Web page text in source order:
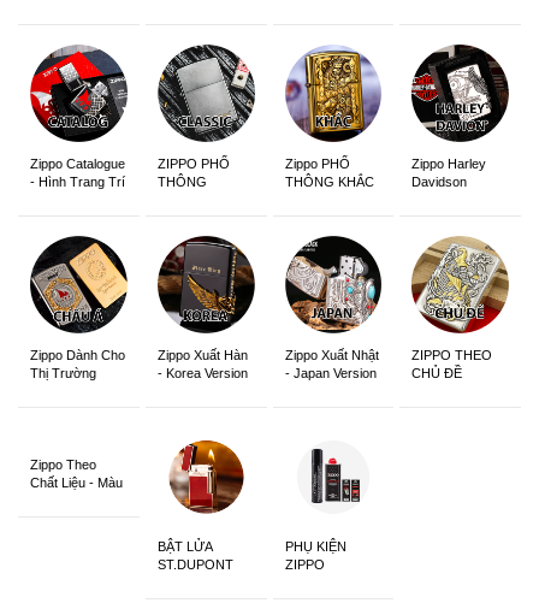
Zippo Catalogue
- Hình Trang Trí
ZIPPO PHỔ
THÔNG
Zippo PHỔ
THÔNG KHẮC
Zippo Harley
Davidson
Zippo Dành Cho
Thị Trường
Zippo Xuất Hàn
- Korea Version
Zippo Xuất Nhật
- Japan Version
ZIPPO THEO
CHỦ ĐỀ
Zippo Theo
Chất Liệu - Màu
BẬT LỬA
ST.DUPONT
PHỤ KIỆN
ZIPPO